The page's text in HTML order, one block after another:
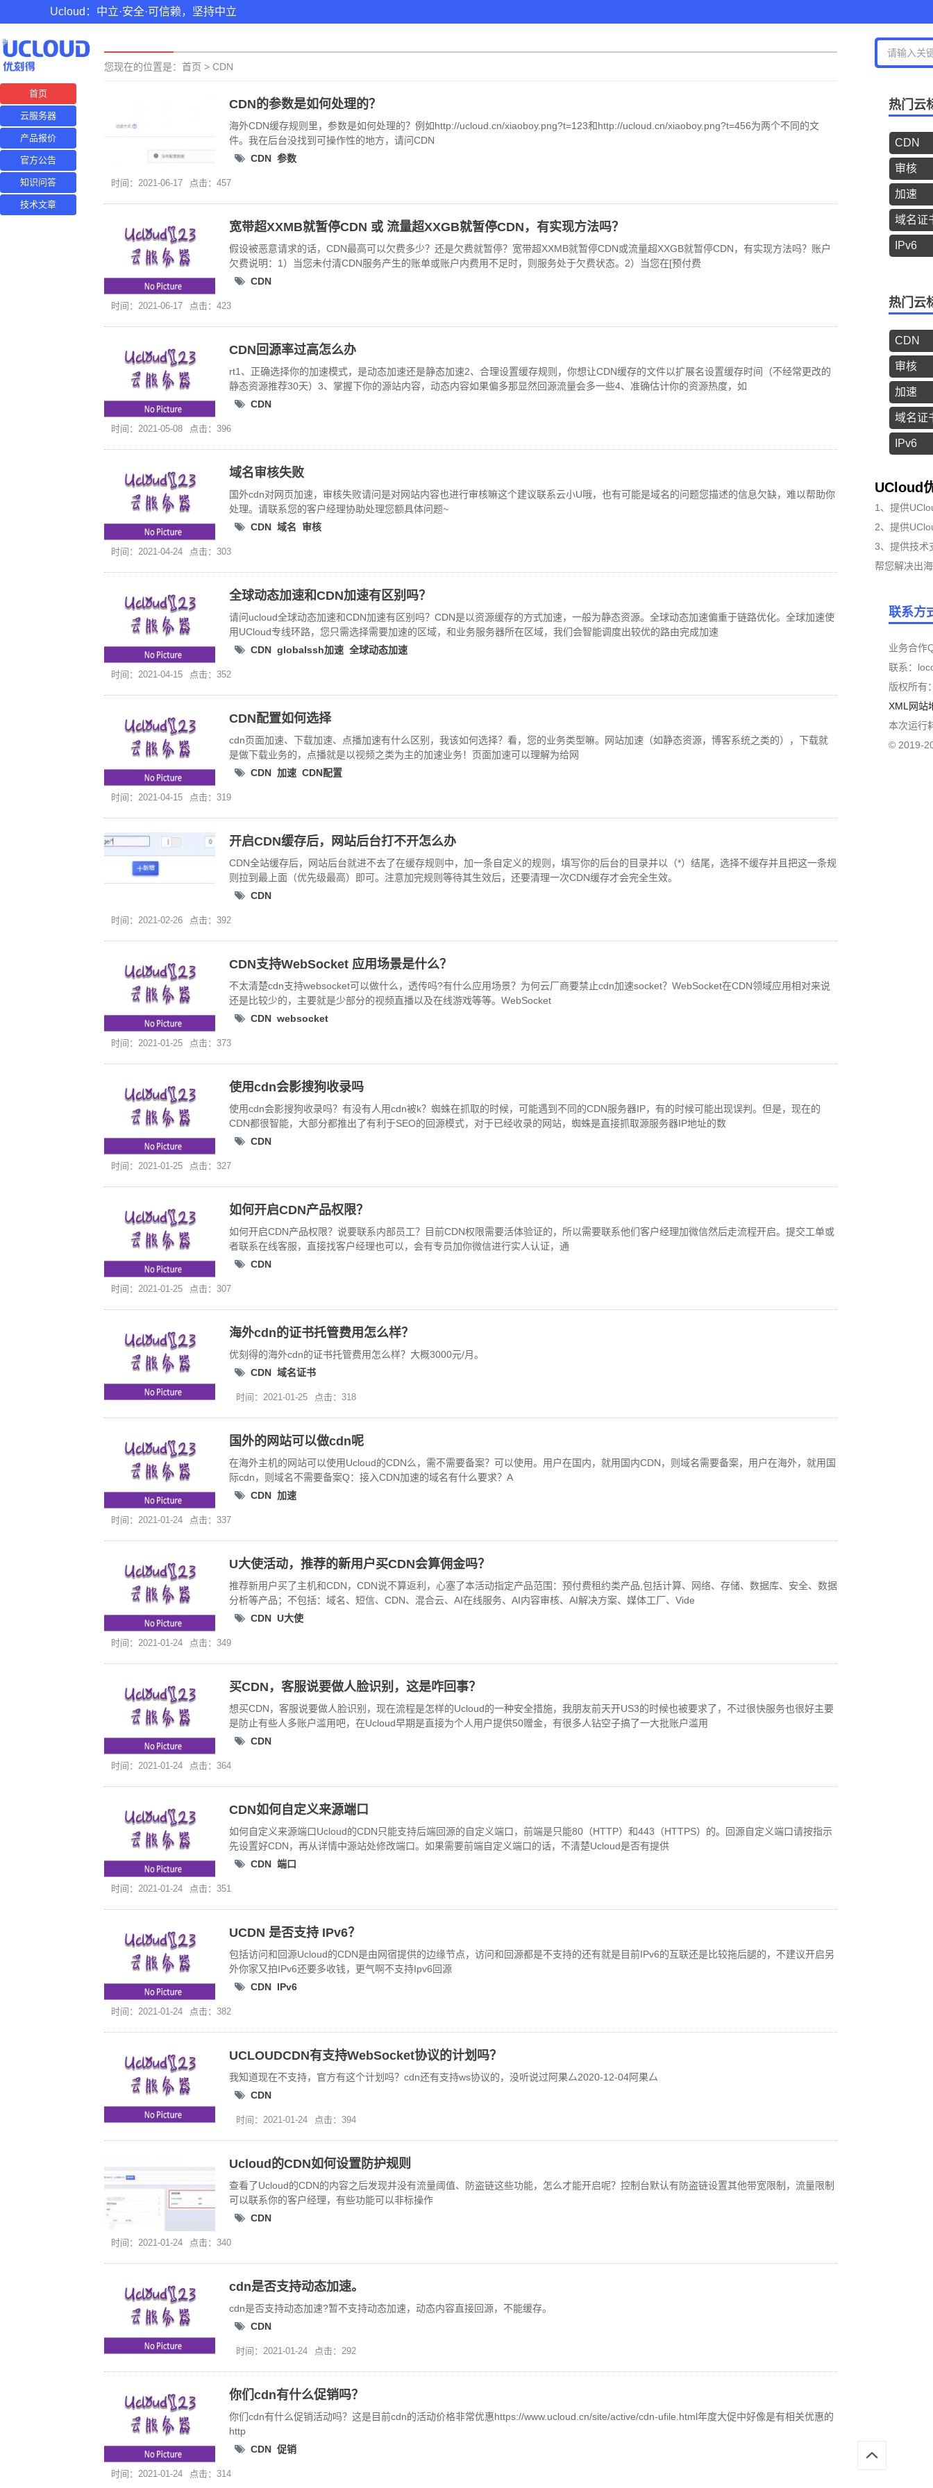
Ucloud：中立·安全·可信赖，坚持中立
首页
云服务器
产品报价
官方公告
知识问答
技术文章
您现在的位置是： 首页 > CDN
CDN的参数是如何处理的？
海外CDN缓存规则里，参数是如何处理的？例如http://ucloud.cn/xiaoboy.png?t=123和http://ucloud.cn/xiaoboy.png?t=456为两个不同的文
件。我在后台没找到可操作性的地方，请问CDN
CDN 参数
时间：2021-06-17 点击：457
宽带超XXMB就暂停CDN 或 流量超XXGB就暂停CDN，有实现方法吗？
假设被恶意请求的话，CDN最高可以欠费多少？还是欠费就暂停？宽带超XXMB就暂停CDN或流量超XXGB就暂停CDN，有实现方法吗？账户
欠费说明：1）当您未付清CDN服务产生的账单或账户内费用不足时，则服务处于欠费状态。2）当您在[预付费
CDN
时间：2021-06-17 点击：423
CDN回源率过高怎么办
rt1、正确选择你的加速模式，是动态加速还是静态加速2、合理设置缓存规则，你想让CDN缓存的文件以扩展名设置缓存时间（不经常更改的
静态资源推荐30天）3、掌握下你的源站内容，动态内容如果偏多那显然回源流量会多一些4、准确估计你的资源热度，如
CDN
时间：2021-05-08 点击：396
域名审核失败
国外cdn对网页加速，审核失败请问是对网站内容也进行审核嘛这个建议联系云小U哦，也有可能是域名的问题您描述的信息欠缺，难以帮助你
处理。请联系您的客户经理协助处理您额具体问题~
CDN 域名 审核
时间：2021-04-24 点击：303
全球动态加速和CDN加速有区别吗？
请问ucloud全球动态加速和CDN加速有区别吗？CDN是以资源缓存的方式加速，一般为静态资源。全球动态加速偏重于链路优化。全球加速使
用UCloud专线环路，您只需选择需要加速的区域，和业务服务器所在区域，我们会智能调度出较优的路由完成加速
CDN globalssh加速 全球动态加速
时间：2021-04-15 点击：352
CDN配置如何选择
cdn页面加速、下载加速、点播加速有什么区别，我该如何选择？看，您的业务类型嘛。网站加速（如静态资源，博客系统之类的），下载就
是做下载业务的，点播就是以视频之类为主的加速业务！页面加速可以理解为给网
CDN 加速 CDN配置
时间：2021-04-15 点击：319
开启CDN缓存后，网站后台打不开怎么办
CDN全站缓存后，网站后台就进不去了在缓存规则中，加一条自定义的规则，填写你的后台的目录并以（*）结尾，选择不缓存并且把这一条规
则拉到最上面（优先级最高）即可。注意加完规则等待其生效后，还要清理一次CDN缓存才会完全生效。
CDN
时间：2021-02-26 点击：392
CDN支持WebSocket 应用场景是什么？
不太清楚cdn支持websocket可以做什么，透传吗?有什么应用场景？为何云厂商要禁止cdn加速socket？WebSocket在CDN领域应用相对来说
还是比较少的，主要就是少部分的视频直播以及在线游戏等等。WebSocket
CDN websocket
时间：2021-01-25 点击：373
使用cdn会影搜狗收录吗
使用cdn会影搜狗收录吗？有没有人用cdn被k？蜘蛛在抓取的时候，可能遇到不同的CDN服务器IP，有的时候可能出现误判。但是，现在的
CDN都很智能，大部分都推出了有利于SEO的回源模式，对于已经收录的网站，蜘蛛是直接抓取源服务器IP地址的数
CDN
时间：2021-01-25 点击：327
如何开启CDN产品权限？
如何开启CDN产品权限？说要联系内部员工？目前CDN权限需要活体验证的，所以需要联系他们客户经理加微信然后走流程开启。提交工单或
者联系在线客服，直接找客户经理也可以，会有专员加你微信进行实人认证，通
CDN
时间：2021-01-25 点击：307
海外cdn的证书托管费用怎么样？
优刻得的海外cdn的证书托管费用怎么样？大概3000元/月。
CDN 域名证书
时间：2021-01-25 点击：318
国外的网站可以做cdn呢
在海外主机的网站可以使用Ucloud的CDN么，需不需要备案？可以使用。用户在国内，就用国内CDN，则域名需要备案，用户在海外，就用国
际cdn，则域名不需要备案Q：接入CDN加速的域名有什么要求？A
CDN 加速
时间：2021-01-24 点击：337
U大使活动，推荐的新用户买CDN会算佣金吗？
推荐新用户买了主机和CDN，CDN说不算返利，心塞了本活动指定产品范围：预付费租约类产品,包括计算、网络、存储、数据库、安全、数据
分析等产品；不包括：域名、短信、CDN、混合云、AI在线服务、AI内容审核、AI解决方案、媒体工厂、Vide
CDN U大使
时间：2021-01-24 点击：349
买CDN，客服说要做人脸识别，这是咋回事？
想买CDN，客服说要做人脸识别，现在流程是怎样的Ucloud的一种安全措施，我朋友前天开US3的时候也被要求了，不过很快服务也很好主要
是防止有些人多账户滥用吧，在Ucloud早期是直接为个人用户提供50赠金，有很多人钻空子搞了一大批账户滥用
CDN
时间：2021-01-24 点击：364
CDN如何自定义来源端口
如何自定义来源端口Ucloud的CDN只能支持后端回源的自定义端口，前端是只能80（HTTP）和443（HTTPS）的。回源自定义端口请按指示
先设置好CDN，再从详情中源站处修改端口。如果需要前端自定义端口的话，不清楚Ucloud是否有提供
CDN 端口
时间：2021-01-24 点击：351
UCDN 是否支持 IPv6？
包括访问和回源Ucloud的CDN是由网宿提供的边缘节点，访问和回源都是不支持的还有就是目前IPv6的互联还是比较拖后腿的，不建议开启另
外你家又拍IPv6还要多收钱，更气啊不支持Ipv6回源
CDN IPv6
时间：2021-01-24 点击：382
UCLOUDCDN有支持WebSocket协议的计划吗？
我知道现在不支持，官方有这个计划吗？cdn还有支持ws协议的，没听说过阿果厶2020-12-04阿果厶
CDN
时间：2021-01-24 点击：394
Ucloud的CDN如何设置防护规则
查看了Ucloud的CDN的内容之后发现并没有流量阈值、防盗链这些功能，怎么才能开启呢？控制台默认有防盗链设置其他带宽限制，流量限制
可以联系你的客户经理，有些功能可以非标操作
CDN
时间：2021-01-24 点击：340
cdn是否支持动态加速。
cdn是否支持动态加速?暂不支持动态加速，动态内容直接回源，不能缓存。
CDN
时间：2021-01-24 点击：292
你们cdn有什么促销吗？
你们cdn有什么促销活动吗？这是目前cdn的活动价格非常优惠https://www.ucloud.cn/site/active/cdn-ufile.html年度大促中好像是有相关优惠的
http
CDN 促销
时间：2021-01-24 点击：314
热门云
CDN
审核
加速
域名证
IPv6
热门云
CDN
审核
加速
域名证
IPv6
UCloud
1、提供
2、提供
3、提供技术
帮您解决出
联系方
业务合作
联系：
版权所有
XML网站
本次运行
© 2019-